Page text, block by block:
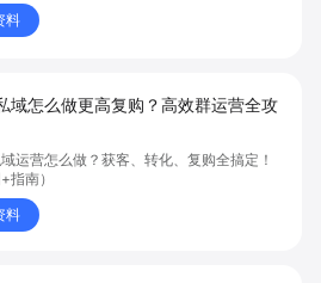
料
域怎么做更高复购？高效群运营全攻
运营怎么做？获客、转化、复购全搞定！
指南）
料